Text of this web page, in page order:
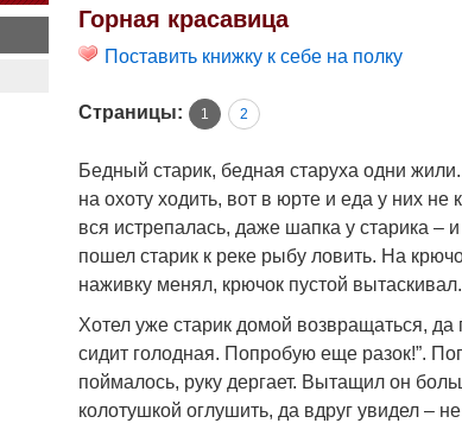
Горная красавица
Поставить книжку к себе на полку
Страницы: 1 2
Бедный старик, бедная старуха одни
на охоту ходить, вот в юрте и еда у них
вся истрепалась, даже шапка у старика –
пошел старик к реке рыбу ловить. На
наживку менял, крючок пустой вытаскивал.
Хотел уже старик домой возвращаться, да
сидит голодная. Попробую еще разок!”.
поймалось, руку дергает. Вытащил он
колотушкой оглушить, да вдруг увидел –